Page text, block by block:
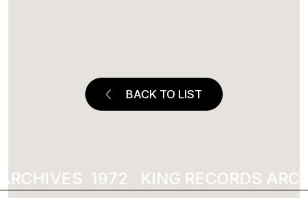
BACK TO LIST
1972 KING RECORDS